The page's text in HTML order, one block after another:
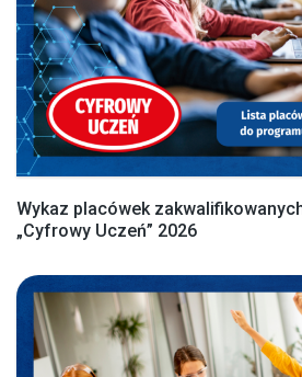
Wykaz placówek
„Cyfrowy Uczeń” 2026